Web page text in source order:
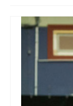
Historique
Palmarès
Photos